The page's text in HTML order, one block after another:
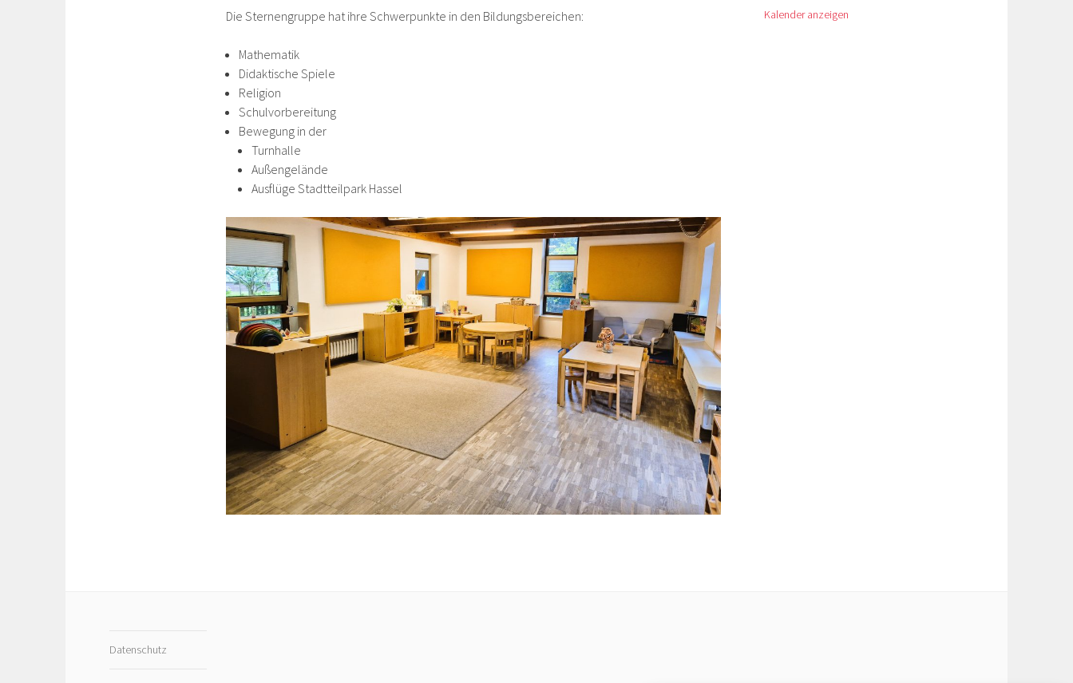
Die Sternengruppe hat ihre Schwerpunkte in den Bildungsbereichen:
Mathematik
Didaktische Spiele
Religion
Schulvorbereitung
Bewegung in der
Turnhalle
Außengelände
Ausflüge Stadtteilpark Hassel
Kalender anzeigen
Datenschutz